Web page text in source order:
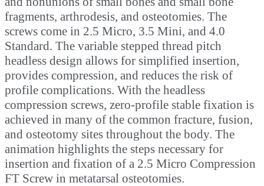
fragments, arthrodesis, and osteotomies. The
screws come in 2.5 Micro, 3.5 Mini, and 4.0
Standard. The variable stepped thread pitch
headless design allows for simplified insertion,
provides compression, and reduces the risk of
profile complications. With the headless
compression screws, zero-profile stable fixation is
achieved in many of the common fracture, fusion,
and osteotomy sites throughout the body. The
animation highlights the steps necessary for
insertion and fixation of a 2.5 Micro Compression
FT Screw in metatarsal osteotomies.